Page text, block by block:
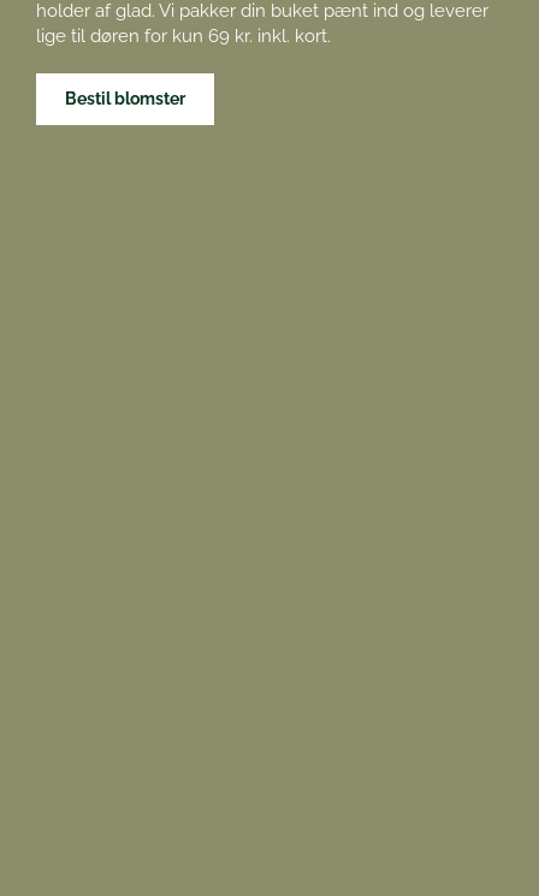
holder af glad. Vi pakker din buket pænt ind og leverer
lige til døren for kun 69 kr. inkl. kort.
Bestil blomster